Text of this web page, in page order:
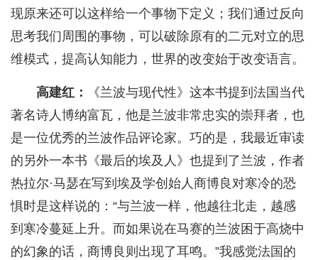
现原来还可以这样给一个事物下定义；我们通过反向
思考我们周围的事物，可以破除原有的二元对立的思
维模式，提高认知能力，世界的改变始于改变语言。
高建红：
《兰波与现代性》这本书提到法国当代
著名诗人博纳富瓦，他是兰波非常忠实的崇拜者，也
是一位优秀的兰波作品评论家。巧的是，我最近审读
的另外一本书《最后的埃及人》也提到了兰波，作者
热拉尔·马瑟在写到埃及学创始人商博良对寒冷的恐
惧时是这样说的：“与兰波一样，他越往北走，越感
到寒冷蔓延上升。而如果说在马赛的兰波困于高烧中
的幻象的话，商博良则出现了耳鸣。”我感觉法国的